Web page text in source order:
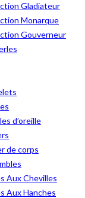
Gladiateur
Monarque
Gouverneur
d’oreille
de corps
Aux Chevilles
Aux Hanches